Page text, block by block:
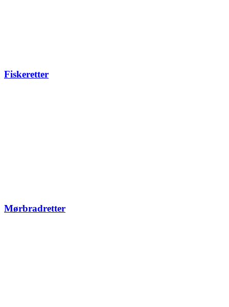
Fiskeretter
Mørbradretter